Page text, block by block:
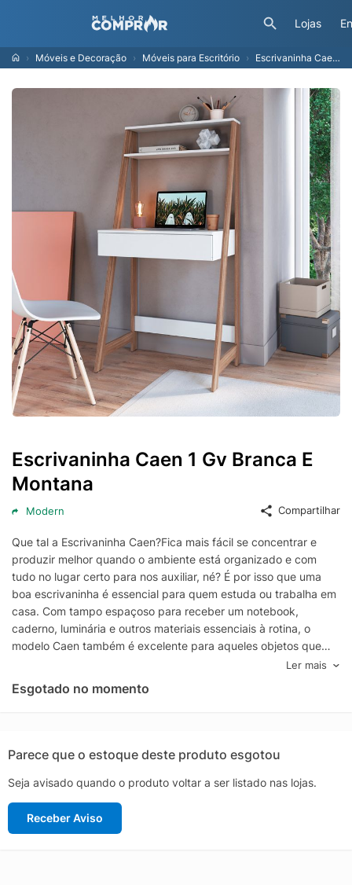
Lojas
Móveis e Decoração Móveis para Escritório Escrivaninha Caen 1 Gv Branca E Montana
Escrivaninha Caen 1 Gv Branca E
Montana
Modern Compartilhar
Que tal a Escrivaninha Caen?Fica mais fácil se concentrar e
produzir melhor quando o ambiente está organizado e com
tudo no lugar certo para nos auxiliar, né? É por isso que uma
boa escrivaninha é essencial para quem estuda ou trabalha em
casa. Com tampo espaçoso para receber um notebook,
caderno, luminária e outros materiais essenciais à rotina, o
modelo Caen também é excelente para aqueles objetos que
você precisa ter rápido alcance, pois tem 1 gaveta. Enquanto
toda essa funcionalidade deixa o dia a dia mais prático, o
design deixa mais bonito: cor clássica, estrutura de bom gosto
Ler mais
Esgotado no momento
Parece que o estoque deste produto esgotou
Seja avisado quando o produto voltar a ser listado nas lojas.
Receber Aviso